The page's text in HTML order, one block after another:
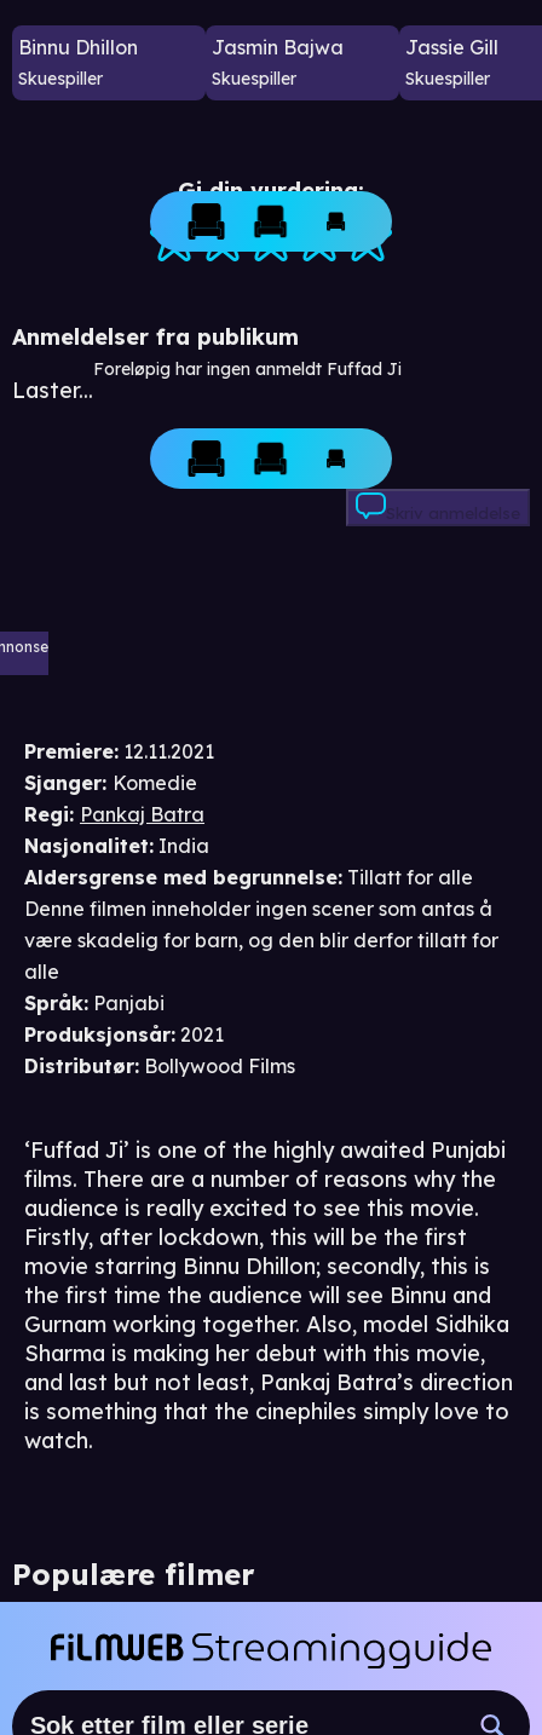
Binnu Dhillon
Skuespiller
Jasmin Bajwa
Skuespiller
Jassie Gill
Skuespiller
Gi din vurdering:
Anmeldelser fra publikum
Laster...
Foreløpig har ingen anmeldt Fuffad Ji
Skriv anmeldelse
Premiere: 12.11.2021
Sjanger: Komedie
Regi: Pankaj Batra
Nasjonalitet: India
Aldersgrense med begrunnelse: Tillatt for alle
Denne filmen inneholder ingen scener som antas å
være skadelig for barn, og den blir derfor tillatt for
alle
Språk: Panjabi
Produksjonsår: 2021
Distributør: Bollywood Films
‘Fuffad Ji’ is one of the highly awaited Punjabi
films. There are a number of reasons why the
audience is really excited to see this movie.
Firstly, after lockdown, this will be the first
movie starring Binnu Dhillon; secondly, this is
the first time the audience will see Binnu and
Gurnam working together. Also, model Sidhika
Sharma is making her debut with this movie,
and last but not least, Pankaj Batra’s direction
is something that the cinephiles simply love to
watch.
Populære filmer